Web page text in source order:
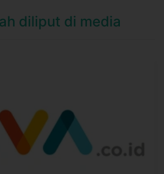
diliput di media